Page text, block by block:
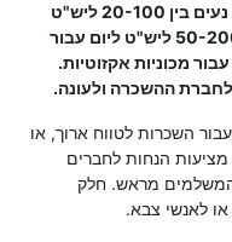
ההשכרה והמיקום. בדרך כלל, המחירים נעים בין 20-100 ליש"ט
ליום עבור מכוניות חסכוניות ובינוניות, 50-200 ליש"ט ליום עבור
500 ליש"ט ליום עבור מכוניות אקזוטיות.
ההשכרה ולעונה.
השכרות לטווח ארוך, או
הנחות לחברים
המשלמים מראש. חלק
לאנשי צבא.